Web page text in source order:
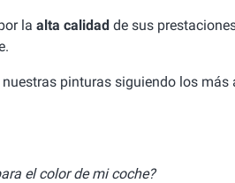
la alta calidad de sus
pinturas siguiendo los más
el color de mi coche?